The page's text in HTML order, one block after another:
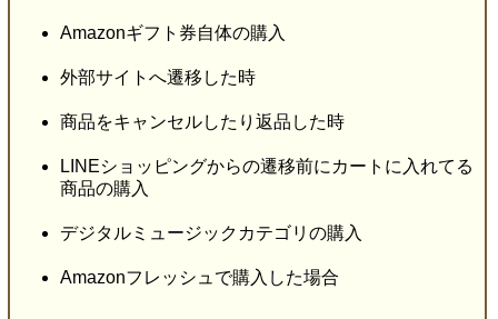
Amazonギフト券自体の購入
外部サイトへ遷移した時
商品をキャンセルしたり返品した時
LINEショッピングからの遷移前にカートに入れてる
商品の購入
デジタルミュージックカテゴリの購入
Amazonフレッシュで購入した場合